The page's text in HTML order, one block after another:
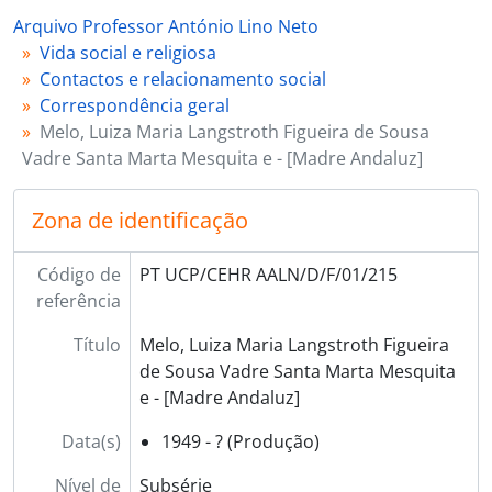
[Subsérie] 216 - Melo, padre Lopes de, 1935 - ?
[Subsérie] 217 - Melo, Vicente [Miguel de Paula Pinheiro de] - [3º conde de Arnoso], [1900 - 1917]
[Subsérie] 218 - Mendeiros, cónego José Filipe, 1938 - 1941
[Subsérie] 219 - Mendes, padre Cândido, 1928 - 1931
[Subsérie] 220 - Mendes, Carlos, [s.d.]
[Subsérie] 221 - Mendes, irmã Maria Leonor Teixeira de Sousa Cochofel de Miranda, 1927 - ?
[Subsérie] 222 - Mendonça, Zuzarte de, 1909 - 1926
[Subsérie] 224 - Mesquitela, D. Bernardo da Costa, 1956 - ?
[Subsérie] 225 - Ministério da Instrução Pública, 1921 - ?
[Subsérie] 226 - Ministério das Obras Públicas, 1910 - ?
[Subsérie] 228 - Ministério dos Negócios Estrangeiros, 1921 - ?
[Subsérie] 229 - Miranda, cónego Francisco de, 1952 - ?
[Subsérie] 230 - Mirrado, Samuel, 1909 - ?
[Subsérie] 231 - Missionários do Espírito Santo em Lisboa, 1953 - ?
[Subsérie] 232 - Moniz, Egas, 1921 - 1938
Arquivo Professor António Lino Neto
Vida social e religiosa
Contactos e relacionamento social
Correspondência geral
Melo, Luiza Maria Langstroth Figueira de Sousa
Vadre Santa Marta Mesquita e - [Madre Andaluz]
Zona de identificação
Código de
referência
PT UCP/CEHR AALN/D/F/01/215
Título
Melo, Luiza Maria Langstroth Figueira
de Sousa Vadre Santa Marta Mesquita
e - [Madre Andaluz]
Data(s)
1949 - ? (Produção)
Nível de
Subsérie